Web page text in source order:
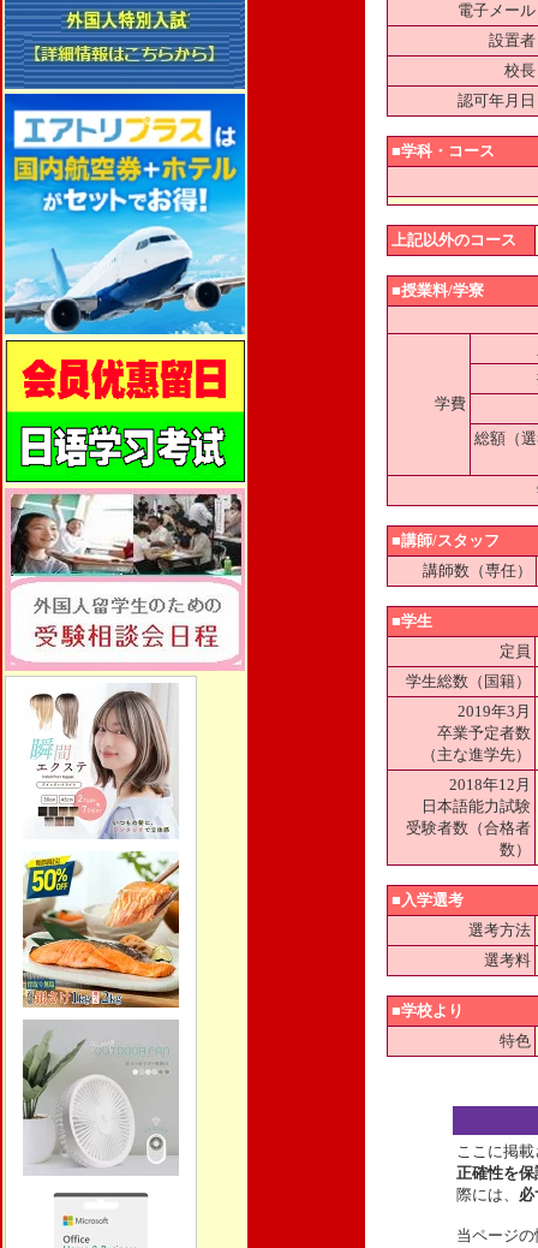
電子メール
設置者
校長
認可年月日
■学科・コース
上記以外のコース
■授業料/学寮
学費
総額（
■講師/スタッフ
講師数（専任）
■学生
定員
学生総数（国籍）
2019年3月
卒業予定者数
（主な進学先）
2018年12月
日本語能力試験
受験者数（合格者
数）
■入学選考
選考方法
選考料
■学校より
特色
ここに掲
正確性を
際には、
当ページ